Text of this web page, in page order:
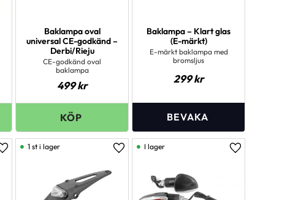
Baklampa oval
universal CE-godkänd –
Derbi/Rieju
CE-godkänd oval
baklampa
499kr
Baklampa – Klart glas
(E-märkt)
E-märkt baklampa med
bromsljus
299kr
Lägg till i favoriter Lägg till i favoriter
1 st i lager
Lägg till i
I lager